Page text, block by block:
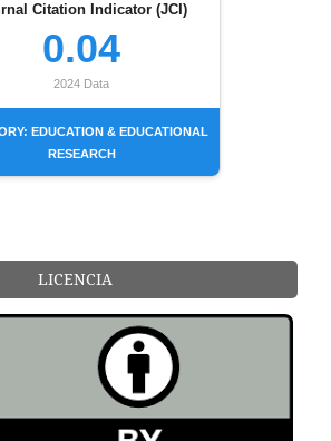
Citation Indicator (JCI)
0.04
2024 Data
EDUCATION & EDUCATIONAL
RESEARCH
LICENCIA